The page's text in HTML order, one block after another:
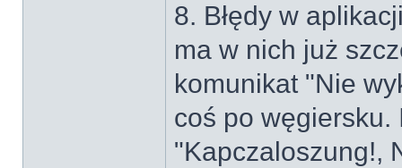
8. Błędy w
ma w nich już
komunikat "Nie
coś po węgiersku.
"Kapczaloszung!,